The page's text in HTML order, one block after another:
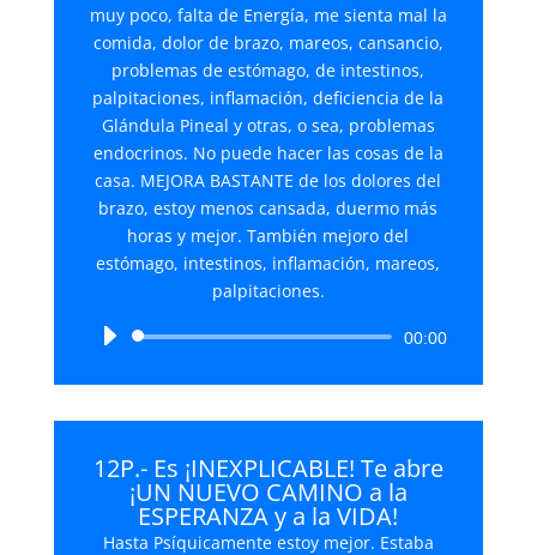
muy poco, falta de Energía, me sienta mal la
comida, dolor de brazo, mareos, cansancio,
problemas de estómago, de intestinos,
palpitaciones, inflamación, deficiencia de la
Glándula Pineal y otras, o sea, problemas
endocrinos. No puede hacer las cosas de la
casa. MEJORA BASTANTE de los dolores del
brazo, estoy menos cansada, duermo más
horas y mejor. También mejoro del
estómago, intestinos, inflamación, mareos,
palpitaciones.
Reproductor
audio
00:00
12P.- Es ¡INEXPLICABLE! Te abre
¡UN NUEVO CAMINO a la
ESPERANZA y a la VIDA!
Hasta Psíquicamente estoy mejor. Estaba